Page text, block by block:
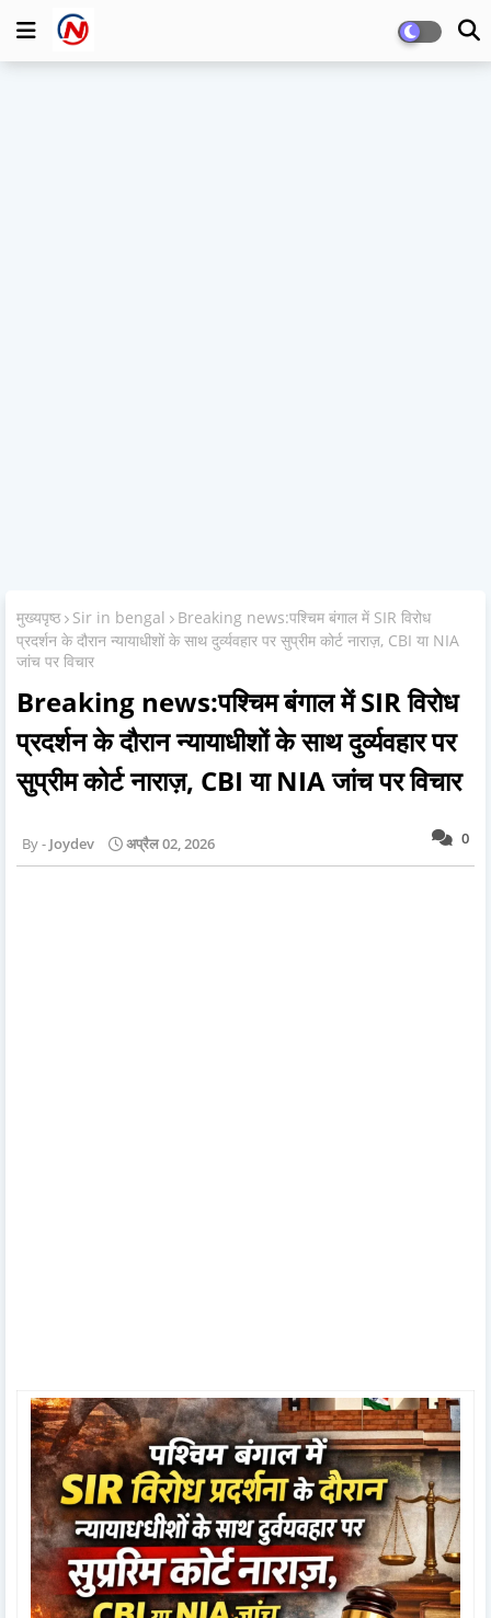
मुख्यपृष्ठ Sir in bengal
Breaking news:पश्चिम बंगाल में SIR विरोध
प्रदर्शन के दौरान न्यायाधीशों के साथ दुर्व्यवहार पर सुप्रीम कोर्ट नाराज़, CBI या NIA
जांच पर विचार
Breaking news:पश्चिम बंगाल में SIR विरोध
प्रदर्शन के दौरान न्यायाधीशों के साथ दुर्व्यवहार पर
सुप्रीम कोर्ट नाराज़, CBI या NIA जांच पर विचार
0
Joydev अप्रैल 02, 2026